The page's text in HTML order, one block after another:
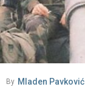
By Mladen Pavković